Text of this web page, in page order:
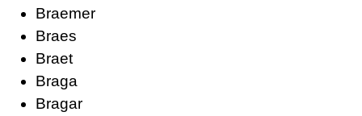
Braemer
Braes
Braet
Braga
Bragar